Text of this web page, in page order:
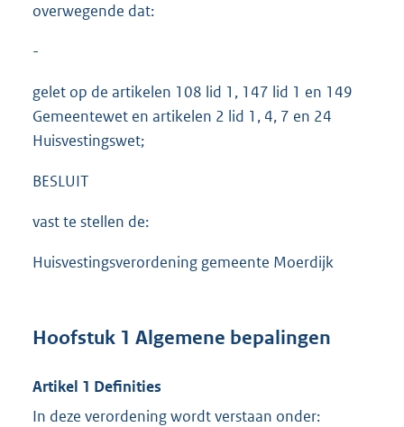
overwegende dat:
-
gelet op de artikelen 108 lid 1, 147 lid 1 en 149
Gemeentewet en artikelen 2 lid 1, 4, 7 en 24
Huisvestingswet;
BESLUIT
vast te stellen de:
Huisvestingsverordening gemeente Moerdijk
Hoofstuk 1 Algemene bepalingen
Artikel 1 Definities
In deze verordening wordt verstaan onder: